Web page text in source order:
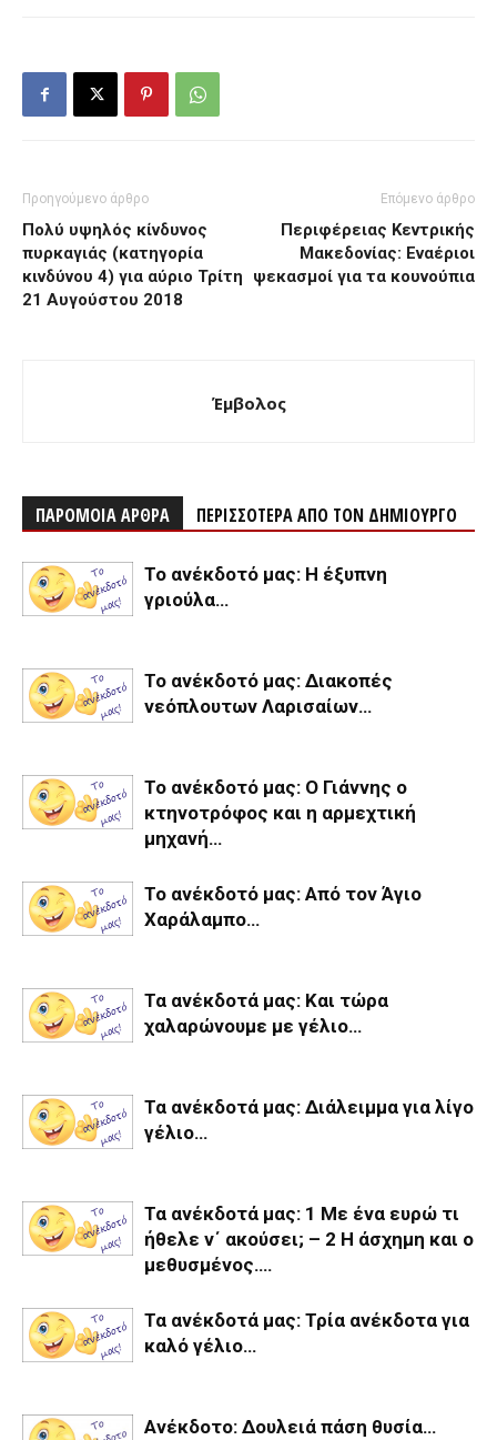
Προηγούμενο άρθρο
Πολύ υψηλός κίνδυνος
πυρκαγιάς (κατηγορία
κινδύνου 4) για αύριο Τρίτη
21 Αυγούστου 2018
Επόμενο άρθρο
Περιφέρειας Κεντρικής
Μακεδονίας: Εναέριοι
ψεκασμοί για τα κουνούπια
Έμβολος
ΠΑΡΟΜΟΙΑ ΑΡΘΡΑ ΠΕΡΙΣΣΟΤΕΡΑ ΑΠΟ ΤΟΝ ΔΗΜΙΟΥΡΓΟ
Το ανέκδοτό μας: Η έξυπνη
γριούλα…
Το ανέκδοτό μας: Διακοπές
νεόπλουτων Λαρισαίων…
Το ανέκδοτό μας: Ο Γιάννης ο
κτηνοτρόφος και η αρμεχτική
μηχανή…
Το ανέκδοτό μας: Από τον Άγιο
Χαράλαμπο…
Τα ανέκδοτά μας: Και τώρα
χαλαρώνουμε με γέλιο…
Τα ανέκδοτά μας: Διάλειμμα για λίγο
γέλιο…
Τα ανέκδοτά μας: 1 Με ένα ευρώ τι
ήθελε ν΄ ακούσει; – 2 Η άσχημη και ο
μεθυσμένος….
Τα ανέκδοτά μας: Τρία ανέκδοτα για
καλό γέλιο…
Ανέκδοτο: Δουλειά πάση θυσία…